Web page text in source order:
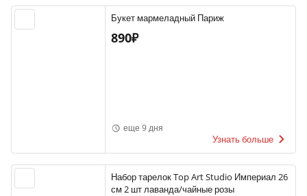
Букет мармеладный Париж
890₽
еще 9 дня
Узнать больше
Набор тарелок Top Art Studio Империал 26
см 2 шт лаванда/чайные розы